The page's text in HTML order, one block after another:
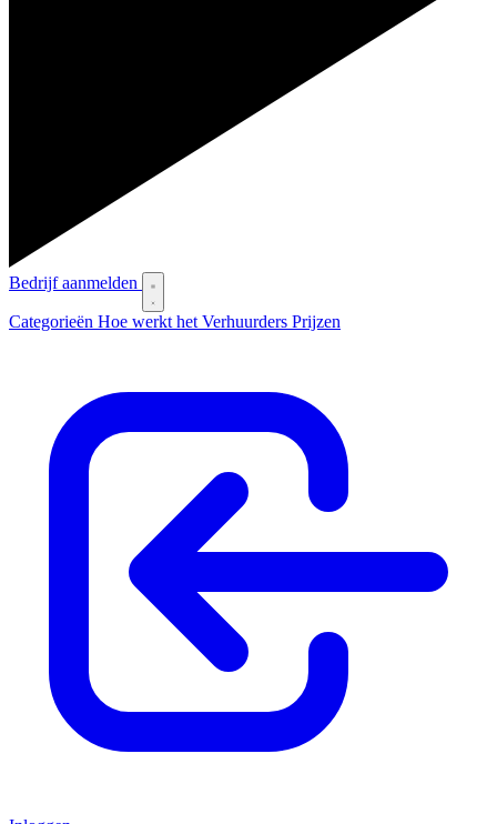
Bedrijf aanmelden
Categorieën Hoe werkt het Verhuurders Prijzen